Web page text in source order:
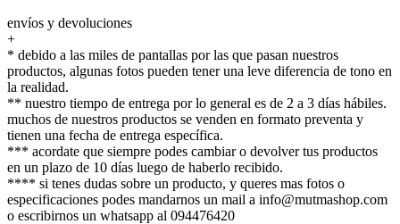
envíos y devoluciones
+
* debido a las miles de pantallas por las que pasan nuestros
productos, algunas fotos pueden tener una leve diferencia de tono en
la realidad.
** nuestro tiempo de entrega por lo general es de 2 a 3 días hábiles.
muchos de nuestros productos se venden en formato preventa y
tienen una fecha de entrega específica.
*** acordate que siempre podes cambiar o devolver tus productos
en un plazo de 10 días luego de haberlo recibido.
**** si tenes dudas sobre un producto, y queres mas fotos o
especificaciones podes mandarnos un mail a info@mutmashop.com
o escribirnos un whatsapp al 094476420